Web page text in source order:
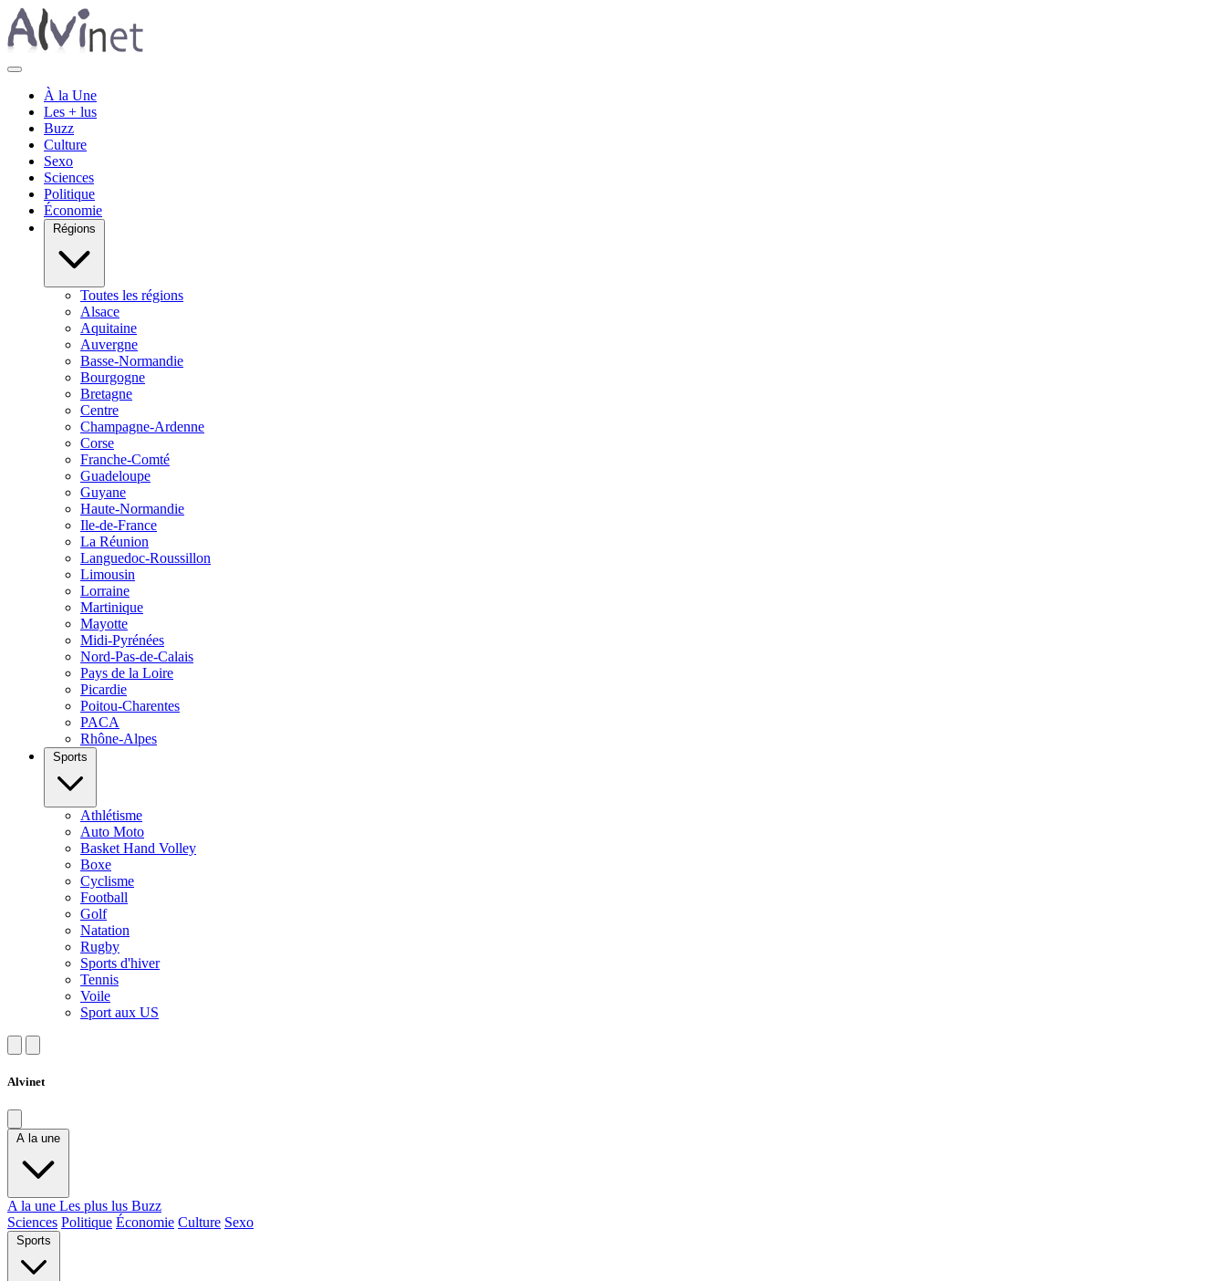
À la Une
Les + lus
Buzz
Culture
Sexo
Sciences
Politique
Économie
Régions
Toutes les régions
Alsace
Aquitaine
Auvergne
Basse-Normandie
Bourgogne
Bretagne
Centre
Champagne-Ardenne
Corse
Franche-Comté
Guadeloupe
Guyane
Haute-Normandie
Ile-de-France
La Réunion
Languedoc-Roussillon
Limousin
Lorraine
Martinique
Mayotte
Midi-Pyrénées
Nord-Pas-de-Calais
Pays de la Loire
Picardie
Poitou-Charentes
PACA
Rhône-Alpes
Sports
Athlétisme
Auto Moto
Basket Hand Volley
Boxe
Cyclisme
Football
Golf
Natation
Rugby
Sports d'hiver
Tennis
Voile
Sport aux US
Alvinet
A la une
A la une Les plus lus Buzz
Sciences Politique Économie Culture Sexo
Sports